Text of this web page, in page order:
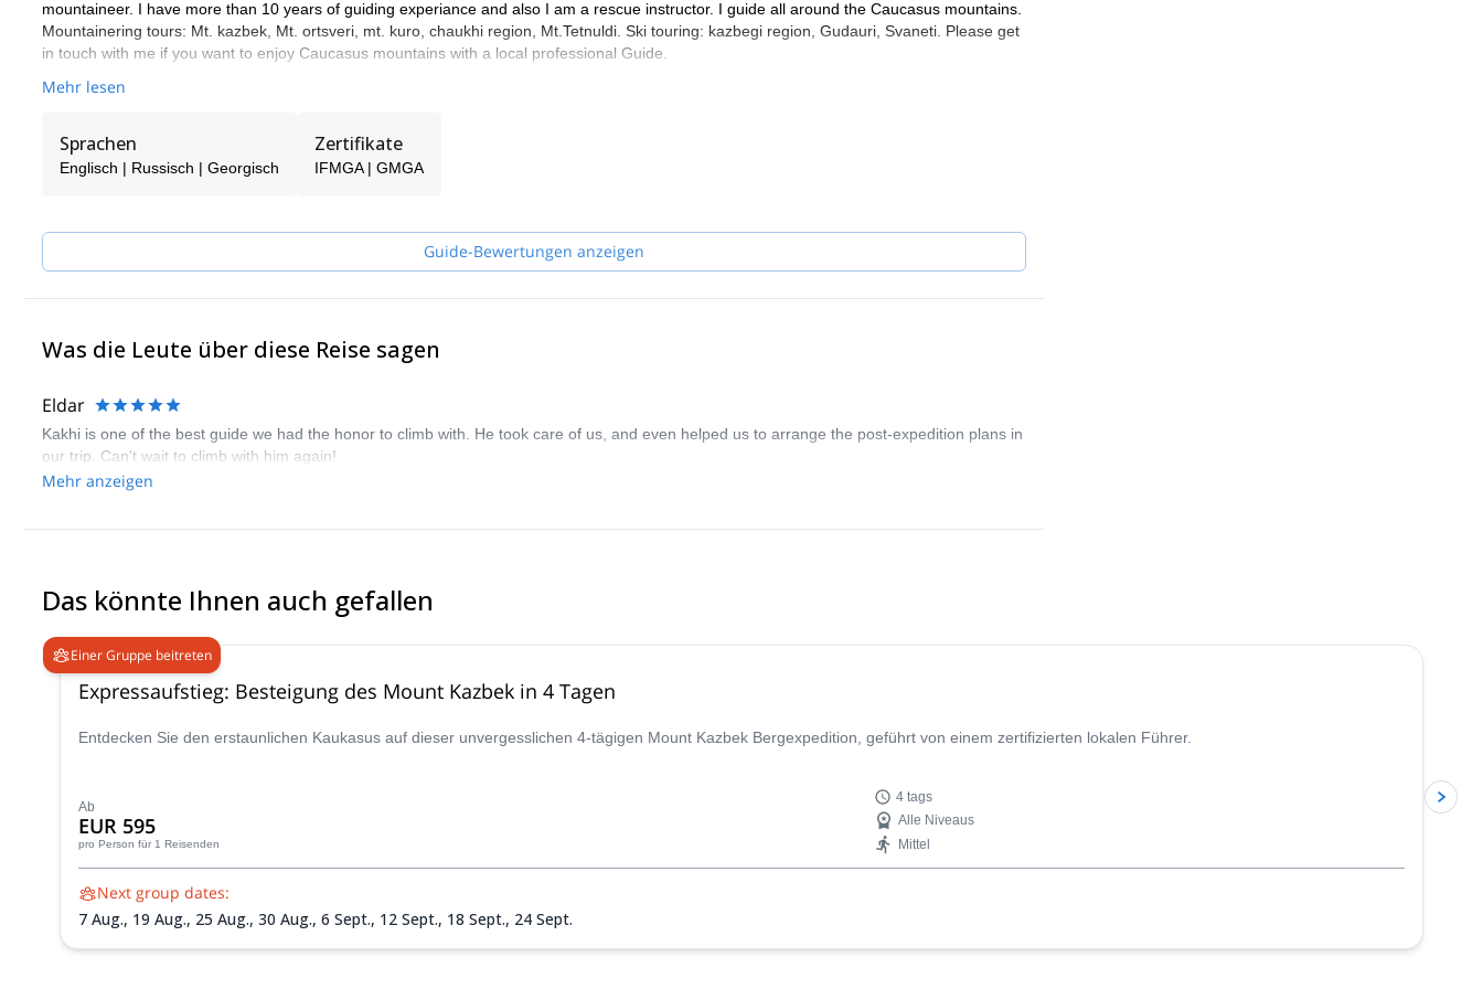
mountaineer. I have more than 10 years of guiding experiance and also I am a rescue instructor. I guide all around the Caucasus mountains.
Mountainering tours: Mt. kazbek, Mt. ortsveri, mt. kuro, chaukhi region, Mt.Tetnuldi. Ski touring: kazbegi region, Gudauri, Svaneti. Please get
in touch with me if you want to enjoy Caucasus mountains with a local professional Guide.
Mehr lesen
Sprachen
Englisch | Russisch | Georgisch
Zertifikate
IFMGA | GMGA
Guide-Bewertungen anzeigen
Was die Leute über diese Reise sagen
Eldar
Kakhi is one of the best guide we had the honor to climb with. He took care of us, and even helped us to arrange the post-expedition plans in
our trip. Can't wait to climb with him again!
Mehr anzeigen
Das könnte Ihnen auch gefallen
Einer Gruppe beitreten
Expressaufstieg: Besteigung des Mount Kazbek in 4 Tagen
Entdecken Sie den erstaunlichen Kaukasus auf dieser unvergesslichen 4-tägigen Mount Kazbek Bergexpedition, geführt von einem zertifizierten lokalen Führer.
Ab
EUR 595
pro Person für 1 Reisenden
4 tags
Alle Niveaus
Mittel
Next group dates:
7 Aug., 19 Aug., 25 Aug., 30 Aug., 6 Sept., 12 Sept., 18 Sept., 24 Sept.